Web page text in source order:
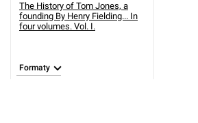
The History of Tom Jones, a
founding By Henry Fielding... In
four volumes. Vol. I.
Formaty